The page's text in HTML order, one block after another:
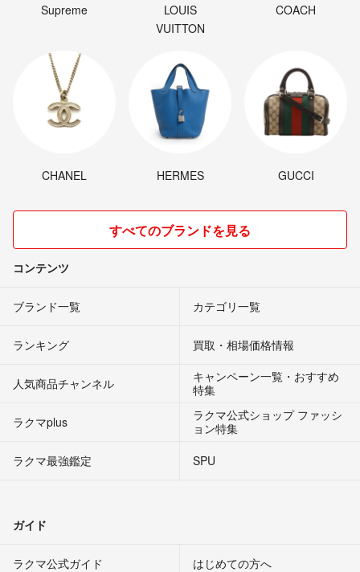
Supreme
LOUIS
VUITTON
COACH
CHANEL HERMES GUCCI
すべてのブランドを見る
コンテンツ
ブランド一覧 カテゴリ一覧
ランキング 買取・相場価格情報
人気商品チャンネル
キャンペーン一覧・おすすめ
特集
ラクマplus
ラクマ公式ショップ ファッシ
ョン特集
ラクマ最強鑑定
SPU
ガイド
ラクマ公式ガイド はじめての方へ